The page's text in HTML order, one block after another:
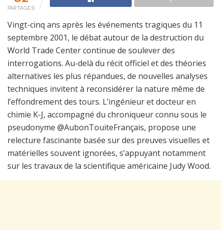
PARTAGES
Vingt-cinq ans après les événements tragiques du 11
septembre 2001, le débat autour de la destruction du
World Trade Center continue de soulever des
interrogations. Au-delà du récit officiel et des théories
alternatives les plus répandues, de nouvelles analyses
techniques invitent à reconsidérer la nature même de
l’effondrement des tours. L’ingénieur et docteur en
chimie K-J, accompagné du chroniqueur connu sous le
pseudonyme @AubonTouiteFrançais, propose une
relecture fascinante basée sur des preuves visuelles et
matérielles souvent ignorées, s’appuyant notamment
sur les travaux de la scientifique américaine Judy Wood.